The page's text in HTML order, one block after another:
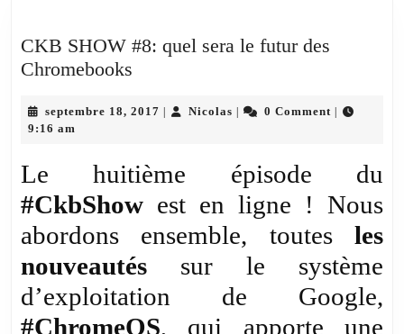
CKB SHOW #8: quel sera le futur des
Chromebooks
#8:
sera
le
futur
des
Chromebooks
septembre 18, 2017 septembre
| NicolasNicolas
| 0 Comment |
9:16 am
Le huitième épisode du
#CkbShow est en ligne ! Nous
abordons ensemble, toutes les
nouveautés sur le système
d’exploitation de Google,
#ChromeOS, qui apporte une